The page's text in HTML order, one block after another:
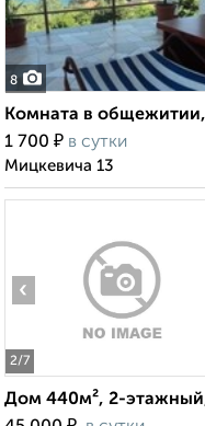
8
Комната в
1 700 ₽ в сутки
Мицкевича 13
2/7
‹
Дом 440м², 2-